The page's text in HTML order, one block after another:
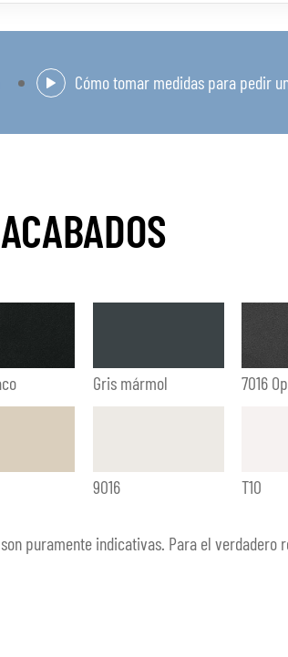
Cómo tomar medidas para pedir
ACABADOS
Gris mármol 7016
9016 T10
puramente indicativas. Para el